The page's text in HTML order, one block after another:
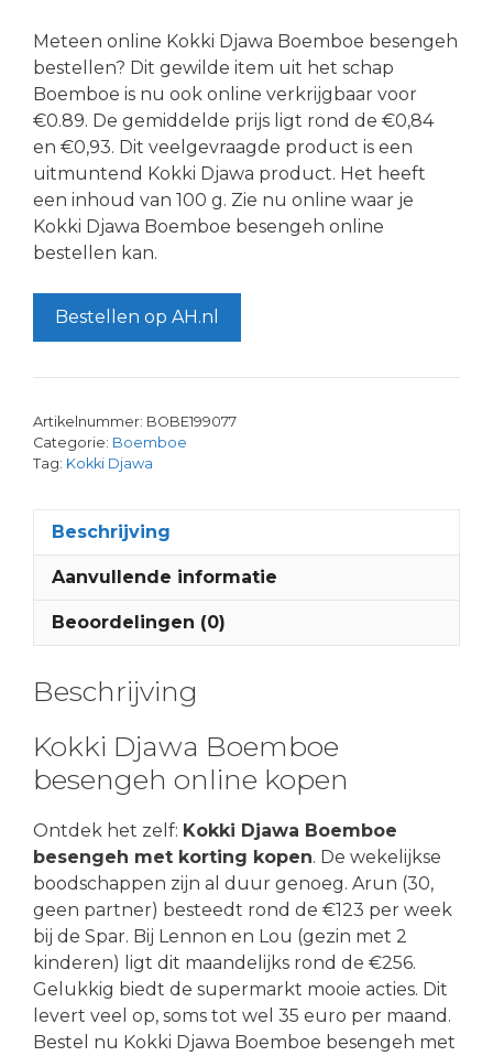
Meteen online Kokki Djawa Boemboe besengeh
bestellen? Dit gewilde item uit het schap
Boemboe is nu ook online verkrijgbaar voor
€0.89. De gemiddelde prijs ligt rond de €0,84
en €0,93. Dit veelgevraagde product is een
uitmuntend Kokki Djawa product. Het heeft
een inhoud van 100 g. Zie nu online waar je
Kokki Djawa Boemboe besengeh online
bestellen kan.
Bestellen op AH.nl
Artikelnummer: BOBE199077
Categorie: Boemboe
Tag: Kokki Djawa
Beschrijving
Aanvullende informatie
Beoordelingen (0)
Beschrijving
Kokki Djawa Boemboe
besengeh online kopen
Ontdek het zelf: Kokki Djawa Boemboe
besengeh met korting kopen. De wekelijkse
boodschappen zijn al duur genoeg. Arun (30,
geen partner) besteedt rond de €123 per week
bij de Spar. Bij Lennon en Lou (gezin met 2
kinderen) ligt dit maandelijks rond de €256.
Gelukkig biedt de supermarkt mooie acties. Dit
levert veel op, soms tot wel 35 euro per maand.
Bestel nu Kokki Djawa Boemboe besengeh met